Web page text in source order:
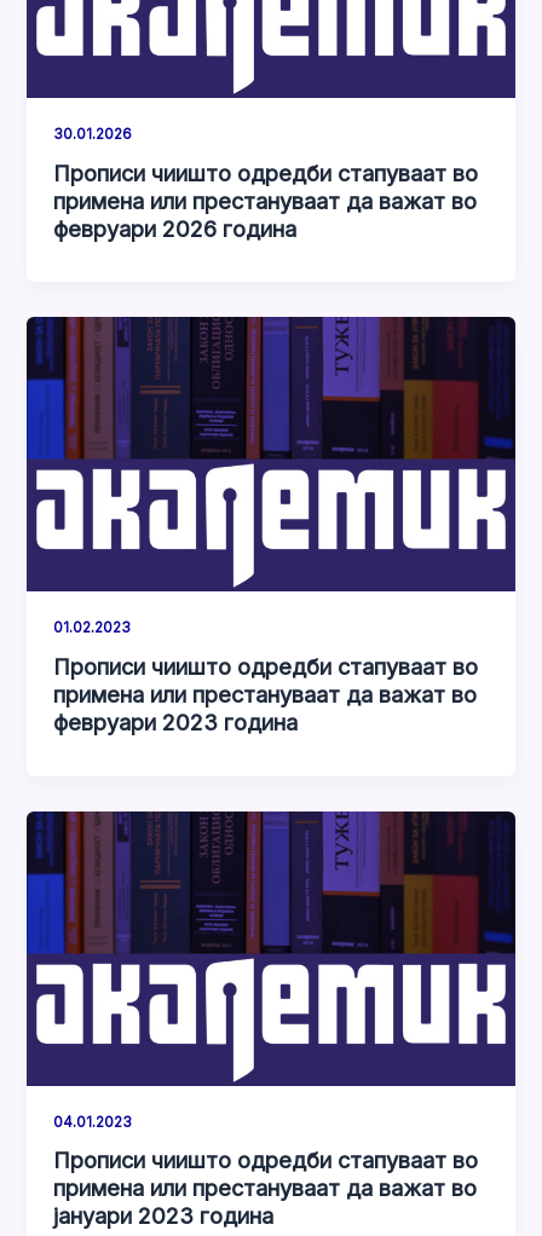
30.01.2026
Прописи чиишто одредби стапуваат во
примена или престануваат да важат во
февруари 2026 година
01.02.2023
Прописи чиишто одредби стапуваат во
примена или престануваат да важат во
февруари 2023 година
04.01.2023
Прописи чиишто одредби стапуваат во
примена или престануваат да важат во
јануари 2023 година